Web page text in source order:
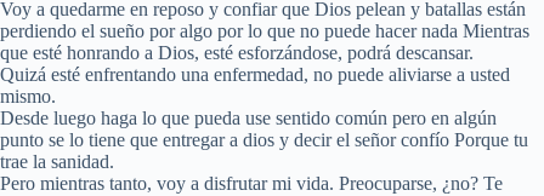
Voy a quedarme en reposo y confiar que Dios pelean y batallas están
perdiendo el sueño por algo por lo que no puede hacer nada Mientras
que esté honrando a Dios, esté esforzándose, podrá descansar.
Quizá esté enfrentando una enfermedad, no puede aliviarse a usted
mismo.
Desde luego haga lo que pueda use sentido común pero en algún
punto se lo tiene que entregar a dios y decir el señor confío Porque tu
trae la sanidad.
Pero mientras tanto, voy a disfrutar mi vida. Preocuparse, ¿no? Te